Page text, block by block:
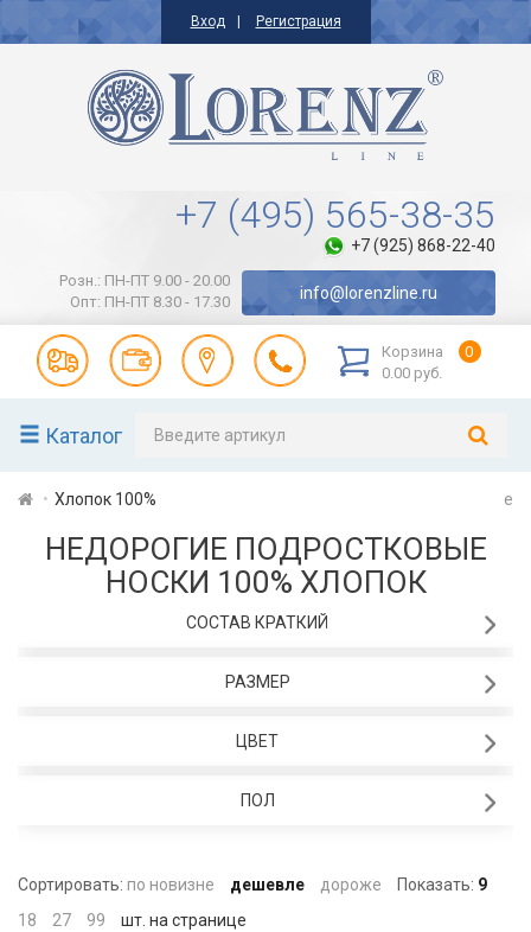
Вход Регистрация
+7 (495) 565-38-35
+7 (925) 868-22-40
Розн.: ПН-ПТ 9.00 - 20.00
Опт: ПН-ПТ 8.30 - 17.30
info@lorenzline.ru
Корзина
0
0.00 руб.
Каталог
Хлопок 100% e
НЕДОРОГИЕ ПОДРОСТКОВЫЕ
НОСКИ 100% ХЛОПОК
СОСТАВ КРАТКИЙ
РАЗМЕР
ЦВЕТ
ПОЛ
Сортировать: по новизне дешевле дороже Показать: 9
18
27 99 шт. на странице